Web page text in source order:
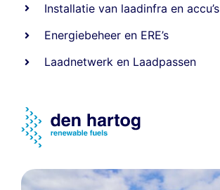
Installatie van laadinfra en accu’s
Energiebeheer en ERE’s
Laadnetwerk en Laadpassen